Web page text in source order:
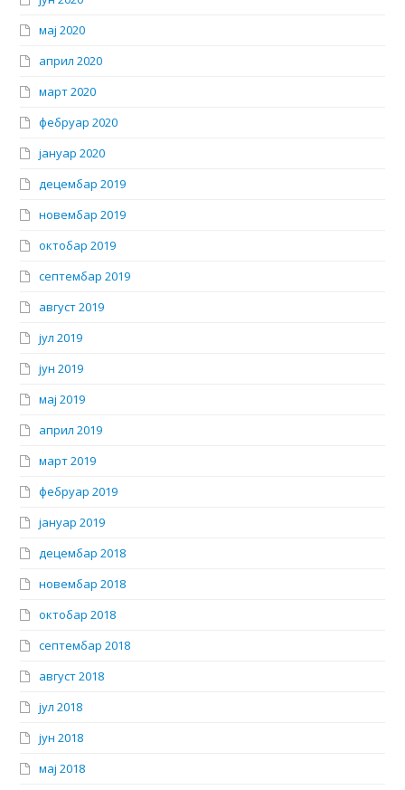
мај 2020
април 2020
март 2020
фебруар 2020
јануар 2020
децембар 2019
новембар 2019
октобар 2019
септембар 2019
август 2019
јул 2019
јун 2019
мај 2019
април 2019
март 2019
фебруар 2019
јануар 2019
децембар 2018
новембар 2018
октобар 2018
септембар 2018
август 2018
јул 2018
јун 2018
мај 2018